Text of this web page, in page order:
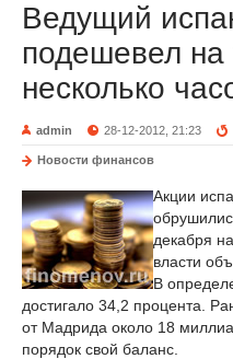
Ведущий
подешевел на
несколько
admin 28-12-2012, 21:23
Новости финансов
Акции
декабря
власти
В
достигало 34,2 процента.
от Мадрида около 18
порядок свой баланс.